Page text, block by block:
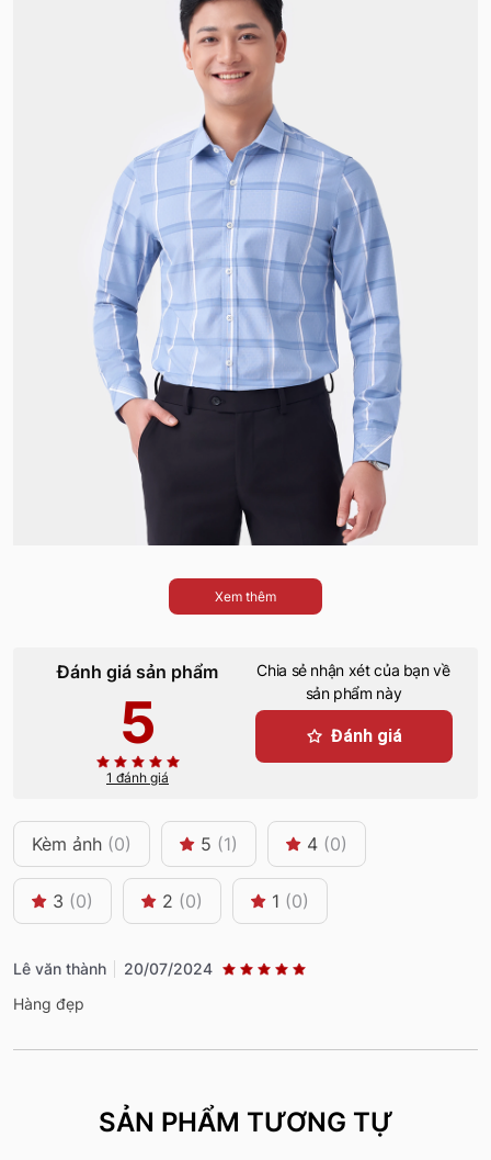
Xem thêm
Đánh giá sản phẩm
5
1 đánh giá
Chia sẻ nhận xét của bạn về
sản phẩm này
Đánh giá
Kèm ảnh (0) 5 (1) 4 (0)
3 (0) 2 (0) 1 (0)
Lê văn thành
20/07/2024
Hàng đẹp
SẢN PHẨM TƯƠNG TỰ